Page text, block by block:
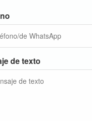
de texto